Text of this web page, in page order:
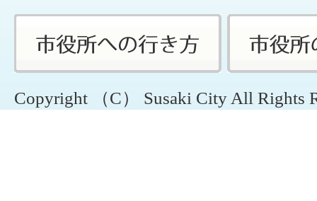
Copyright （C） Susaki City All Rights